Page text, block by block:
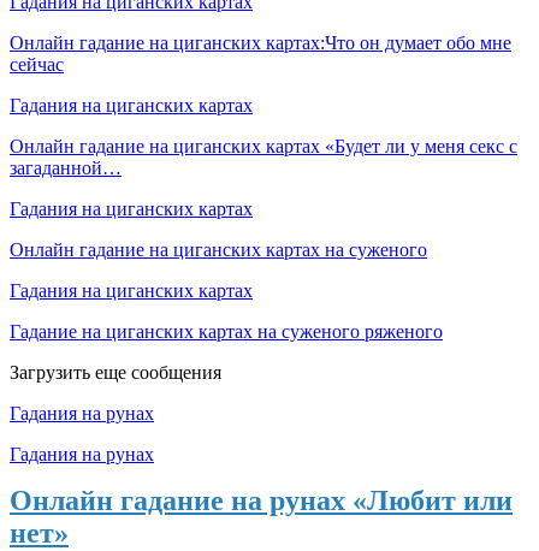
Онлайн гадание на циганских картах:Что он думает обо мне
сейчас
Гадания на циганских картах
Онлайн гадание на циганских картах «Будет ли у меня секс с
загаданной…
Гадания на циганских картах
Онлайн гадание на циганских картах на суженого
Гадания на циганских картах
Гадание на циганских картах на суженого ряженого
Загрузить еще сообщения
Гадания на рунах
Гадания на рунах
Онлайн гадание на рунах «Любит или
нет»